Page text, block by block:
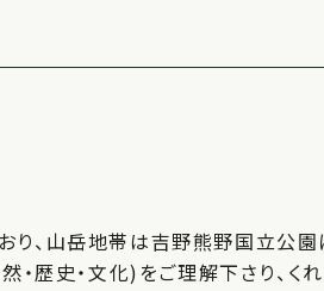
、山岳地帯は吉野熊野国立公
歴史・文化)をご理解下さり、く